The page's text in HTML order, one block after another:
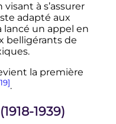
à s’assurer
adapté aux
lancé un appel en
belligérants de
la première
.
1939)